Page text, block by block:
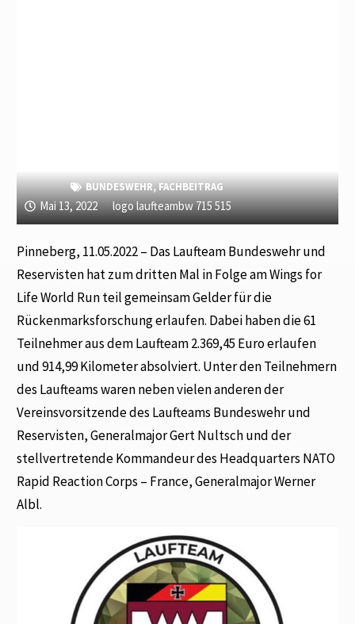
BUNDESWEHR,FACHBEITRAG
Mai 13, 2022 logo laufteambw 715 515
Pinneberg, 11.05.2022 – Das Laufteam Bundeswehr und
Reservisten hat zum dritten Mal in Folge am Wings for
Life World Run teil gemeinsam Gelder für die
Rückenmarksforschung erlaufen. Dabei haben die 61
Teilnehmer aus dem Laufteam 2.369,45 Euro erlaufen
und 914,99 Kilometer absolviert. Unter den Teilnehmern
des Laufteams waren neben vielen anderen der
Vereinsvorsitzende des Laufteams Bundeswehr und
Reservisten, Generalmajor Gert Nultsch und der
stellvertretende Kommandeur des Headquarters NATO
Rapid Reaction Corps – France, Generalmajor Werner
Albl.